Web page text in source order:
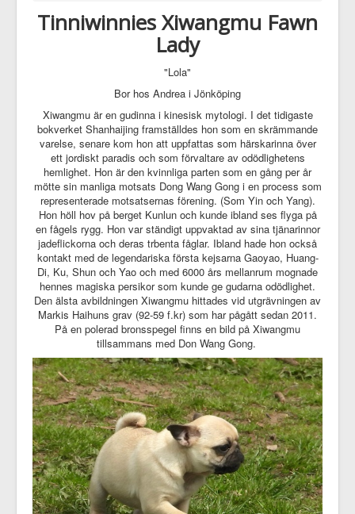
Tinniwinnies Xiwangmu Fawn
Lady
"Lola"
Bor hos Andrea i Jönköping
Xiwangmu är en gudinna i kinesisk mytologi. I det tidigaste
bokverket Shanhaijing framställdes hon som en skrämmande
varelse, senare kom hon att uppfattas som härskarinna över
ett jordiskt paradis och som förvaltare av odödlighetens
hemlighet. Hon är den kvinnliga parten som en gång per år
mötte sin manliga motsats Dong Wang Gong i en process som
representerade motsatsernas förening. (Som Yin och Yang).
Hon höll hov på berget Kunlun och kunde ibland ses flyga på
en fågels rygg. Hon var ständigt uppvaktad av sina tjänarinnor
jadeflickorna och deras trbenta fåglar. Ibland hade hon också
kontakt med de legendariska första kejsarna Gaoyao, Huang-
Di, Ku, Shun och Yao och med 6000 års mellanrum mognade
hennes magiska persikor som kunde ge gudarna odödlighet.
Den älsta avbildningen Xiwangmu hittades vid utgrävningen av
Markis Haihuns grav (92-59 f.kr) som har pågått sedan 2011.
På en polerad bronsspegel finns en bild på Xiwangmu
tillsammans med Don Wang Gong.